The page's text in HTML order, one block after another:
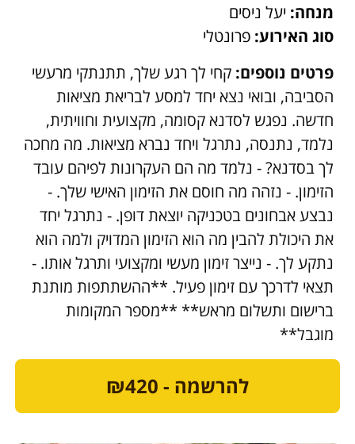
מנחה: יעל ניסים
סוג האירוע: פרונטלי
פרטים נוספים: קחי לך רגע שלך, תתנתקי מרעשי
הסביבה, ובואי נצא יחד למסע לבריאת מציאות
חדשה. נפגש לסדנא קסומה, מקצועית וחוויתית,
נלמד, נתנסה, נתרגל ויחד נברא מציאות. מה מחכה
לך בסדנא? - נלמד מה הם העקרונות לפיהם עובד
הזימון. - נזהה מה חוסם את הזימון האישי שלך. -
נבצע אבחונים בטכניקה יוצאת דופן. - נתרגל יחד
את היכולת להבין מה הוא הזימון המדויק ולמה הוא
נתקע לך. - נייצר זימון מעשי ומקצועי ותרגל אותו. -
תצאי לדרכך עם זימון פעיל. **ההשתתפות מותנת
ברישום ותשלום מראש** **מספר המקומות
מוגבל**
להרשמה - ₪420